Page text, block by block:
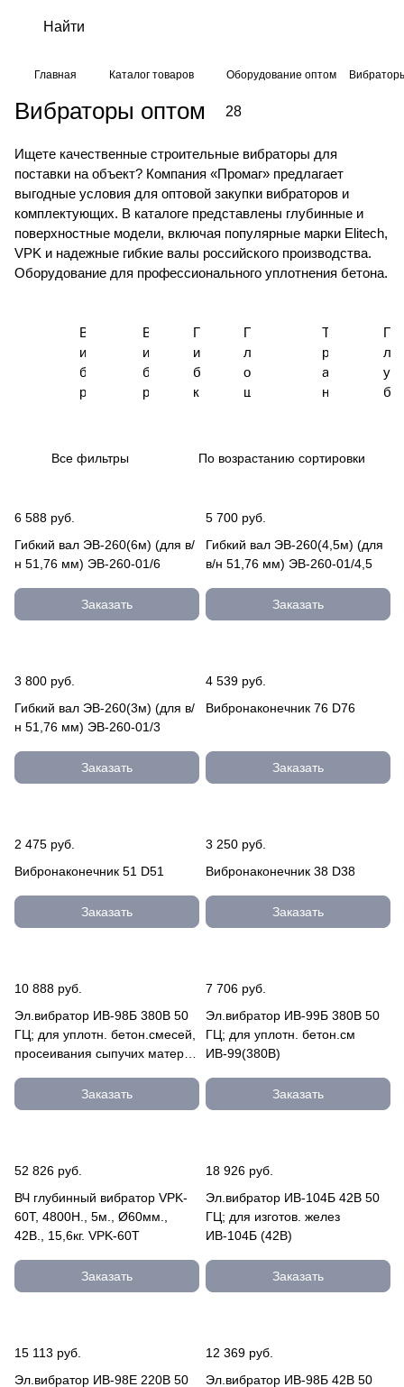
Главная Каталог товаров Оборудование оптом
Вибраторы оптом 28
Ищете качественные строительные вибраторы для
поставки на объект? Компания «Промаг» предлагает
выгодные условия для оптовой закупки вибраторов и
комплектующих. В каталоге представлены глубинные и
поверхностные модели, включая популярные марки Elitech,
VPK и надежные гибкие валы российского производства.
Оборудование для профессионального уплотнения бетона.
В
и
б
р
а
ч
н
и
к
В
и
б
р
Г
и
б
к
в
П
л
о
щ
в
и
б
р
ы
Т
р
а
н
о
р
ы
Г
л
у
б
а
Все фильтры По возрастанию сортировки
6 588 руб.
Гибкий вал ЭВ-260(6м) (для в/
н 51,76 мм) ЭВ-260-01/6
Заказать
5 700 руб.
Гибкий вал ЭВ-260(4,5м) (для
в/н 51,76 мм) ЭВ-260-01/4,5
Заказать
3 800 руб.
Гибкий вал ЭВ-260(3м) (для в/
н 51,76 мм) ЭВ-260-01/3
Заказать
4 539 руб.
Вибронаконечник 76 D76
Заказать
2 475 руб.
Вибронаконечник 51 D51
Заказать
3 250 руб.
Вибронаконечник 38 D38
Заказать
10 888 руб.
Эл.вибратор ИВ-98Б 380В 50
ГЦ; для уплотн. бетон.смесей,
просеивания сыпучих матер.
Заказать
7 706 руб.
Эл.вибратор ИВ-99Б 380В 50
ГЦ; для уплотн. бетон.см
ИВ-99(380В)
Заказать
52 826 руб.
ВЧ глубинный вибратор VPK-
60T, 4800Н., 5м., Ø60мм.,
42В., 15,6кг. VPK-60T
Заказать
18 926 руб.
Эл.вибратор ИВ-104Б 42В 50
ГЦ; для изготов. желез
ИВ-104Б (42В)
Заказать
15 113 руб.
Эл.вибратор ИВ-98Е 220В 50
12 369 руб.
Эл.вибратор ИВ-98Б 42В 50